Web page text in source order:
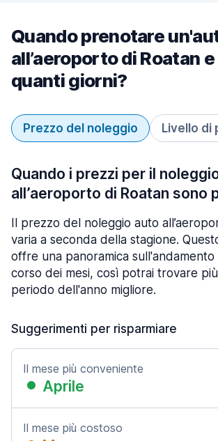
Quando prenotare
all’aeroporto di Roatan
quanti giorni?
Prezzo del noleggio Livello di
Quando i prezzi per il
all’aeroporto di Roatan sono
Il prezzo del noleggio auto
varia a seconda della stagione.
offre una panoramica sull'andamento
corso dei mesi, così potrai trovare
periodo dell'anno migliore.
Suggerimenti per risparmiare
Il mese più conveniente
Aprile
Il mese più costoso